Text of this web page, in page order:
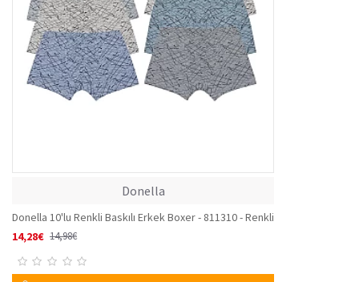
Donella
Donella 10'lu Renkli Baskılı Erkek Boxer - 811310 - Renkli
14,28€ 14,98€